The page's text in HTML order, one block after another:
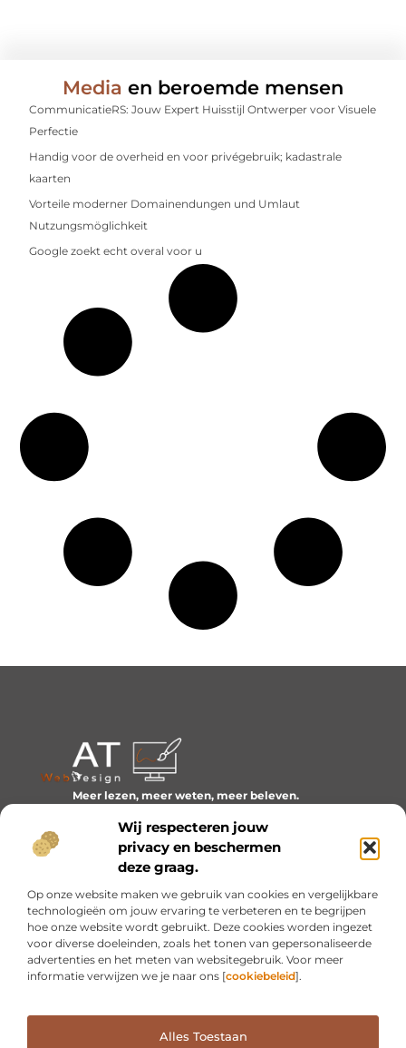
Wij respecteren jouw
privacy en beschermen
deze graag.
Op onze website maken we gebruik van cookies en vergelijkbare
technologieën om jouw ervaring te verbeteren en te begrijpen
hoe onze website wordt gebruikt. Deze cookies worden ingezet
voor diverse doeleinden, zoals het tonen van gepersonaliseerde
advertenties en het meten van websitegebruik. Voor meer
informatie verwijzen we je naar ons [cookiebeleid].
Alles Toestaan
Media en beroemde mensen
CommunicatieRS: Jouw Expert Huisstijl Ontwerper voor Visuele
Perfectie
Handig voor de overheid en voor privégebruik; kadastrale
kaarten
Vorteile moderner Domainendungen und Umlaut
Nutzungsmöglichkeit
Google zoekt echt overal voor u
Meer lezen, meer weten, meer beleven.
het dagelijks leven boeiend maakt.
Bericht categorie
Onze informatie
Cookiebeleid (EU)